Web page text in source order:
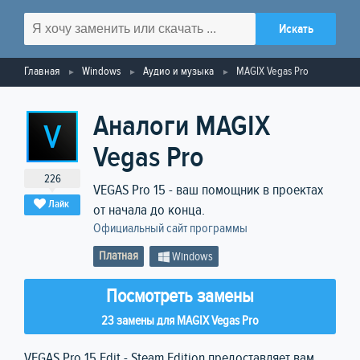
Главная Windows Аудио и музыка MAGIX Vegas Pro
226
Лайк
Аналоги MAGIX
Vegas Pro
VEGAS Pro 15 - ваш помощник в проектах
от начала до конца.
Официальный сайт программы
Платная Windows
Посмотреть замены
23 замены для MAGIX Vegas Pro